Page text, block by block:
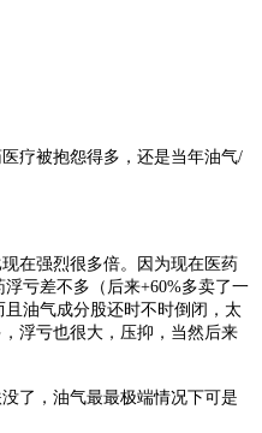
疗被抱怨得多，还是当年油气/
在强烈很多倍。因为现在医药
浮亏差不多（后来+60%多卖了一
油气成分股还时不时倒闭，太
浮亏也很大，压抑，当然后来
了，油气最最极端情况下可是